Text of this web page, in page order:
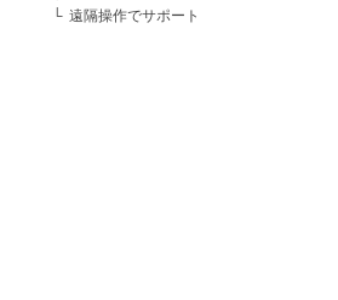
遠隔操作でサポート